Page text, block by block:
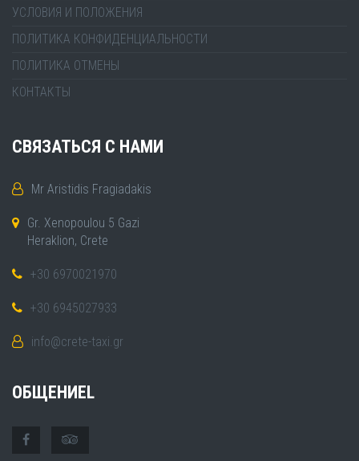
УСЛОВИЯ И ПОЛОЖЕНИЯ
ПОЛИТИКА КОНФИДЕНЦИАЛЬНОСТИ
ПОЛИТИКА ОТМЕНЫ
КОНТАКТЫ
СВЯЗАТЬСЯ С НАМИ
Mr Aristidis Fragiadakis
Gr. Xenopoulou 5 Gazi
Heraklion, Crete
+30 6970021970
+30 6945027933
info@crete-taxi.gr
ОБЩЕНИЕL